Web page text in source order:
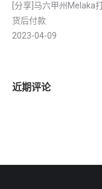
[分享]马六甲州Melaka
货后付款
2023-04-09
近期评论